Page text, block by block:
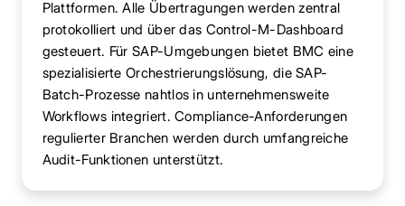
Plattformen. Alle Übertragungen werden zentral
protokolliert und über das Control-M-Dashboard
gesteuert. Für SAP-Umgebungen bietet BMC eine
spezialisierte Orchestrierungslösung, die SAP-
Batch-Prozesse nahtlos in unternehmensweite
Workflows integriert. Compliance-Anforderungen
regulierter Branchen werden durch umfangreiche
Audit-Funktionen unterstützt.